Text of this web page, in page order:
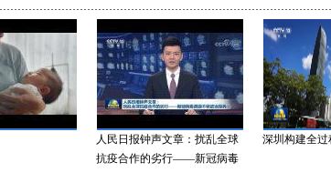
人民日报钟声文章：扰乱全球
抗疫合作的劣行——新冠病毒
深圳构建全过程